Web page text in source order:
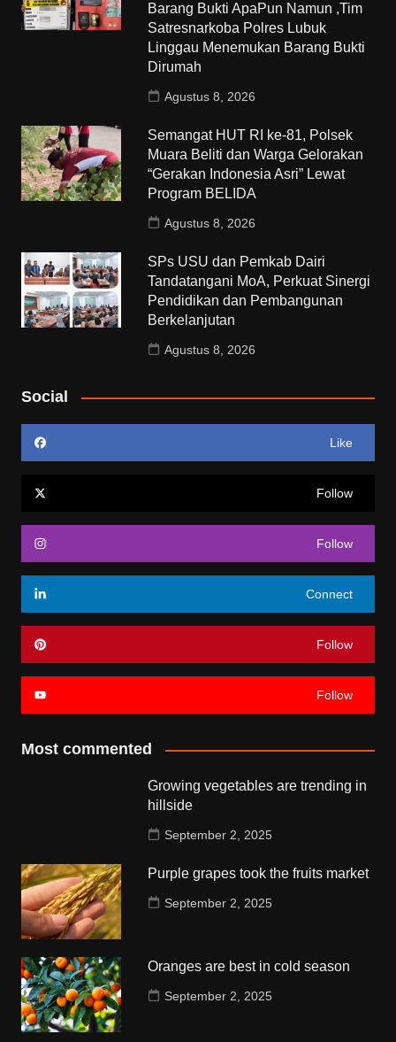
Barang Bukti ApaPun Namun ,Tim
Satresnarkoba Polres Lubuk
Linggau Menemukan Barang Bukti
Dirumah
Agustus 8, 2026
Semangat HUT RI ke-81, Polsek
Muara Beliti dan Warga Gelorakan
“Gerakan Indonesia Asri” Lewat
Program BELIDA
Agustus 8, 2026
SPs USU dan Pemkab Dairi
Tandatangani MoA, Perkuat Sinergi
Pendidikan dan Pembangunan
Berkelanjutan
Agustus 8, 2026
Social
Like
Follow
Follow
Connect
Follow
Follow
Most commented
Growing vegetables are trending in
hillside
September 2, 2025
Purple grapes took the fruits market
September 2, 2025
Oranges are best in cold season
September 2, 2025